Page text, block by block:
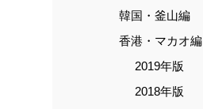
韓国・釜山編
香港・マカオ編
2019年版
2018年版